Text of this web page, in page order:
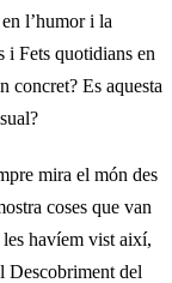
l’humor i la
i Fets quotidians en
concret? Es aquesta
mira el món des
coses que van
les havíem vist així,
Descobriment del